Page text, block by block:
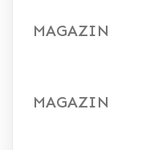
MAGAZIN
MAGAZIN